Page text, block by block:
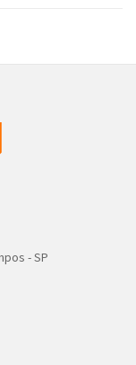
- SP